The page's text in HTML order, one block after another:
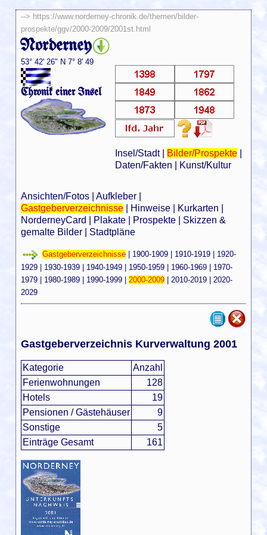
--> https://www.norderney-chronik.de/themen/bilder-
prospekte/ggv/2000-2009/2001st.html
Norderney
53° 42' 26" N 7° 8' 49
Chronik einer Insel
Insel/Stadt| Bilder/Prospekte|
Daten/Fakten
Kunst/Kultur
Ansichten/Fotos |Aufkleber
Gastgeberverzeichnisse
Hinweise Kurkarten
NorderneyCard
Plakate Prospekte
Skizzen &
gemalte Bilder
Stadtpläne
Gastgeberverzeichnisse 1900-1909 1910-1919
1920-
1929 | 1930-1939 | 1940-1949 | 1950-1959 | 1960-1969 | 1970-
1979 | 1980-1989 | 1990-1999 | 2000-2009 | 2010-2019 | 2020-
2029
Gastgeberverzeichnis Kurverwaltung 2001
Kategorie
Anzahl
Ferienwohnungen
128
Hotels
19
Pensionen / Gästehäuser
9
Sonstige
5
Einträge Gesamt
161